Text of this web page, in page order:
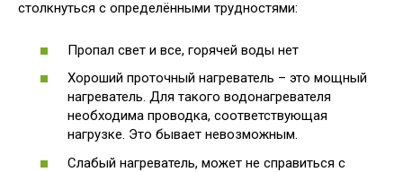
столкнуться с определёнными трудностями:
Пропал свет и все, горячей воды нет
Хороший проточный нагреватель – это мощный
нагреватель. Для такого водонагревателя
необходима проводка, соответствующая
нагрузке. Это бывает невозможным.
Слабый нагреватель, может не справиться с